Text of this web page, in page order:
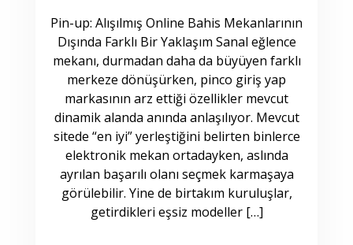
Pin-up: Alışılmış Online Bahis Mekanlarının
Dışında Farklı Bir Yaklaşım Sanal eğlence
mekanı, durmadan daha da büyüyen farklı
merkeze dönüşürken, pinco giriş yap
markasının arz ettiği özellikler mevcut
dinamik alanda anında anlaşılıyor. Mevcut
sitede “en iyi” yerleştiğini belirten binlerce
elektronik mekan ortadayken, aslında
ayrılan başarılı olanı seçmek karmaşaya
görülebilir. Yine de birtakım kuruluşlar,
getirdikleri eşsiz modeller […]